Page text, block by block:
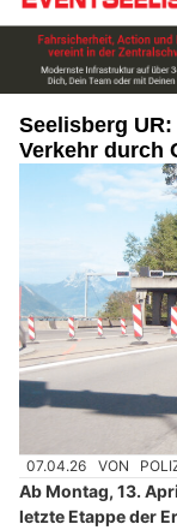
Seelisberg
Verkehr durch
07.04.26 VON
Ab Montag, 13.
letzte Etappe der